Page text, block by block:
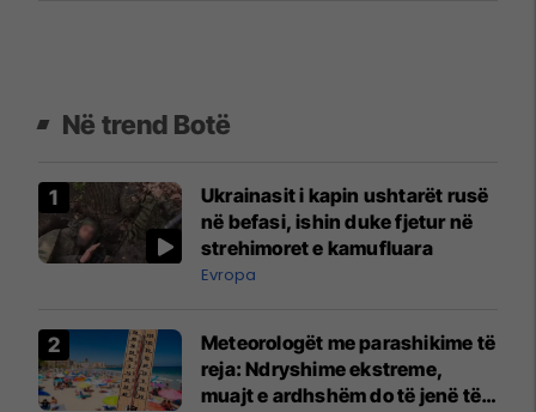
Në trend Botë
Ukrainasit i kapin ushtarët rusë
në befasi, ishin duke fjetur në
strehimoret e kamufluara
Evropa
Meteorologët me parashikime të
reja: Ndryshime ekstreme,
muajt e ardhshëm do të jenë të